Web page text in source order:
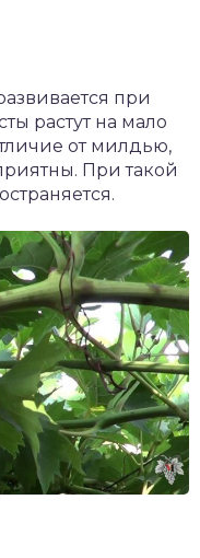
при
растут на мало
от милдью,
При такой